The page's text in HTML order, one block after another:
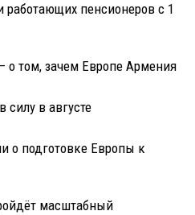
работающих пенсионеров с 1
том, зачем Европе Армения
в августе
о подготовке Европы к
масштабный